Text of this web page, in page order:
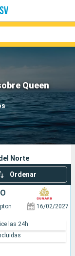
Queen
Compañías
Norte
Ordenar
16/02/2027
las 24h